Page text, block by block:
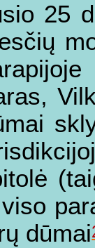
25
dūmai